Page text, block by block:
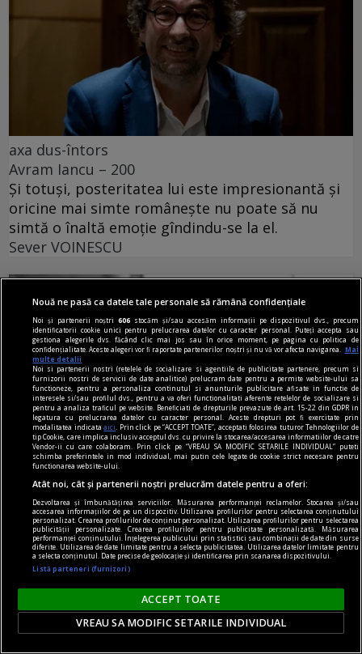
axa dus-întors
Avram Iancu – 200
Și totuși, posteritatea lui este impresionantă și
oricine mai simte românește nu poate să nu
simtă o înaltă emoție gîndindu-se la el.
Sever VOINESCU
accent pe istorie
Lech Walesa, din istorie și din prezent
Stocul pare limitat, istoria continuă.
Mihaela SIMINA
Nouă ne pasă ca datele tale personale să rămână confidențiale
Noi și partenerii noștri606 stocăm și/sau accesăm informații pe dispozitivul dvs., precum
identificatorii cookie unici pentru prelucrarea datelor cu caracter personal. Puteți accepta sau
gestiona alegerile dvs. făcând clic mai jos sau în orice moment, pe pagina cu politica de
confidențialitate. Aceste alegeri vor fi raportate partenerilor noștri și nu vă vor afecta navigarea.
Mai
multe detalii
Noi si partenerii nostri (retelele de socializare si agentiile de publicitate partenere, precum si
furnizorii nostri de servicii de date analitice) prelucram date pentru a permite website-ului sa
functioneze, pentru a personaliza continutul si anunturile publicitare afisate in functie de
interesele si/sau profilul dvs., pentru a va oferi functionalitati aferente retelelor de socializare si
pentru a analiza traficul pe website. Beneficiati de drepturile prevazute de art. 15-22 din GDPR in
legatura cu prelucrarea datelor cu caracter personal. Aceste drepturi pot fi exercitate prin
modalitatea indicataaici
. Prin click pe “ACCEPT TOATE”, acceptati folosirea tuturor Tehnologiilor de
tip Cookie, care implica inclusiv acceptul dvs. cu privire la stocarea/accesarea informatiilor de catre
Vendor-ii cu care colaboram. Prin click pe “VREAU SA MODIFIC SETARILE INDIVIDUAL” puteti
schimba preferintele in mod individual, mai putin cele legate de cookie strict necesare pentru
functionarea website-ului.
Atât noi, cât și partenerii noștri prelucrăm datele pentru a oferi:
Dezvoltarea și îmbunătățirea serviciilor. Măsurarea performanței reclamelor. Stocarea și/sau
accesarea informațiilor de pe un dispozitiv. Utilizarea profilurilor pentru selectarea conținutului
personalizat. Crearea profilurilor de conținut personalizat. Utilizarea profilurilor pentru selectarea
publicității personalizate. Crearea profilurilor pentru publicitate personalizată. Măsurarea
performanței conținutului. Înțelegerea publicului prin statistici sau combinații de date din surse
diferite. Utilizarea de date limitate pentru a selecta publicitatea. Utilizarea datelor limitate pentru
a selecta conținutul. Date precise de geolocație și identificarea prin scanarea dispozitivului.
Listă parteneri (furnizori)
ACCEPT TOATE
VREAU SA MODIFIC SETARILE INDIVIDUAL